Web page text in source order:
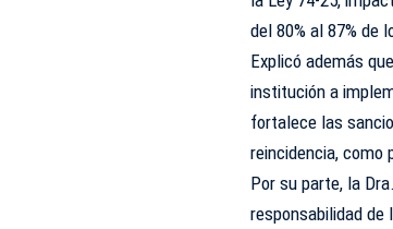
del 80% al 87% de
Explicó además
institución a
fortalece las
reincidencia, como
Por su parte, la
responsabilidad de